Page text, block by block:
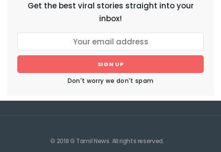
Get the best viral stories straight into your
inbox!
SIGN UP
Don't worry we don't spam
© 2018 G Tamil News. All rights reserved.